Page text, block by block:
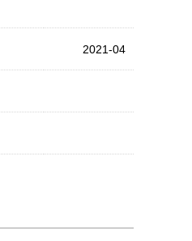
2021-04